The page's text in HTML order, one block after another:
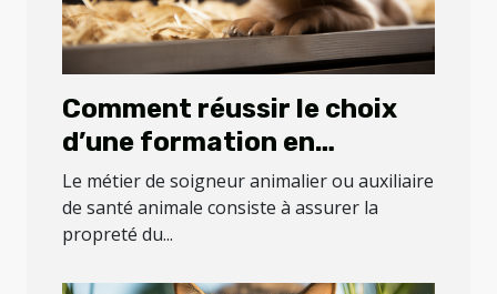
Comment réussir le choix
d’une formation en
soigneur animalier ou
auxiliaire de santé
animale ?
Le métier de soigneur animalier ou auxiliaire
de santé animale consiste à assurer la
propreté du...